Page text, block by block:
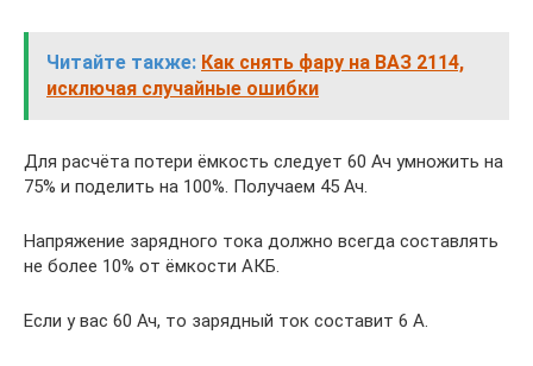
Читайте также: Как снять фару на ВАЗ 2114,
исключая случайные ошибки
Для расчёта потери ёмкость следует 60 Ач умножить на
75% и поделить на 100%. Получаем 45 Ач.
Напряжение зарядного тока должно всегда составлять
не более 10% от ёмкости АКБ.
Если у вас 60 Ач, то зарядный ток составит 6 А.